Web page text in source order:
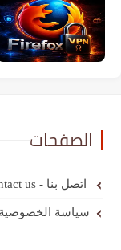
الصفحات
اتصل بنا - contact us : نموذج الاتصال المخصص لمدونة عرباوي
سياسة الخصوصية